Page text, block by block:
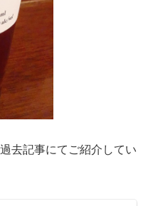
去記事にてご紹介してい